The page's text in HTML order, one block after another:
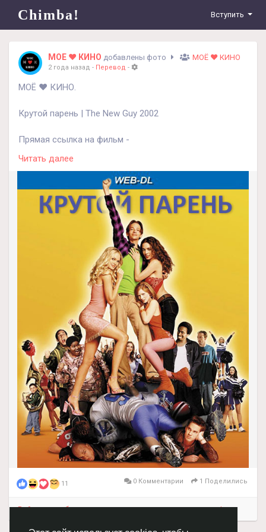
Chimba! Вступить
МОЕ ❤️ КИНО добавлены фото МОЁ ❤️ КИНО
2 года назад - Перевод -
МОЁ ❤️ КИНО.
Крутой парень | The New Guy 2002
Прямая ссылка на фильм -
https://t.me/moe_lubimoe_kino
Краткое описание фильма.
В обычной средней школе появляется новый парень -
Гил Харрис - загадочный и очаровательный, он без
труда завоевывает сердца девушек. Однако у Гила
есть тайна: еще совсем недавно его звали Диззи, и он
был неудачником в другой школе.
https://vk.com/clubmeloman_moe_kino
Наш тг -https://t.me/moe_lubimoe_kino
Не забудь перейти и подписаться на нашу группу в
ВКонтакте и на телеграмм
Читать далее
11 0 Комментарии 1 Поделились
Войдите, чтобы отмечать, делиться и комментировать!